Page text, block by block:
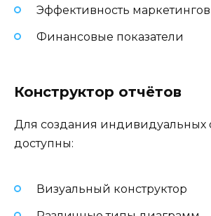
Эффективность
Финансовые показатели
Конструктор отчётов
Для создания индивидуальных
доступны:
Визуальный конструктор